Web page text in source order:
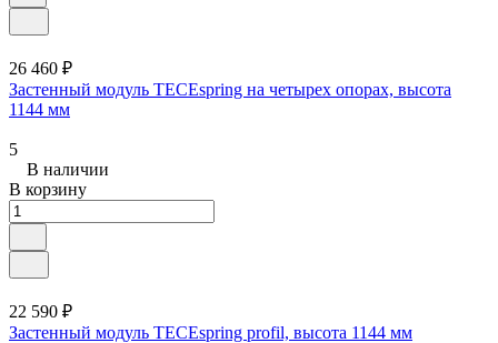
26 460 ₽
Застенный модуль TECEspring на четырех опорах, высота
1144 мм
5
В наличии
В корзину
22 590 ₽
Застенный модуль TECEspring profil, высота 1144 мм